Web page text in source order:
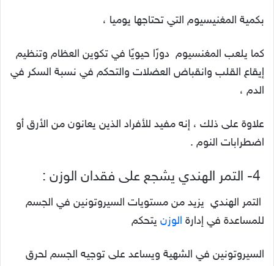
بكمية المغنيسيوم التي تحتاجها يوميا ،
كما يلعب المغنسيوم دورًا حيويًا في تكوين العظام وتنظيم
إيقاع القلب وانقباض العضلات والتحكم في نسبة السكر في
الدم ،
علاوة على ذلك ، إنه مفيد للأفراد الذين يعانون من الأرق أو
اضطرابات النوم .
التمر الهندي يزيد من مستويات السيروتونين في الجسم
للمساعدة في إدارة الوزن يتحكم
السيروتونين في الشهية ويساعد على توجيه الجسم لحرق